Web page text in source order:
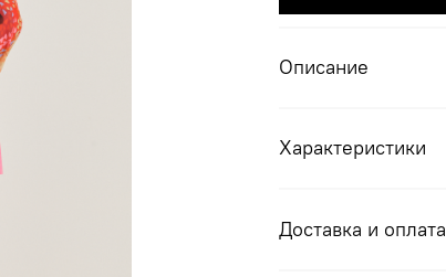
Описание
Характеристики
Доставка и оплата